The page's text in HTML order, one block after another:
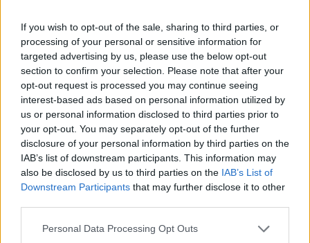
If you wish to opt-out of the sale, sharing to third parties, or
processing of your personal or sensitive information for
targeted advertising by us, please use the below opt-out
section to confirm your selection. Please note that after your
opt-out request is processed you may continue seeing
interest-based ads based on personal information utilized by
us or personal information disclosed to third parties prior to
your opt-out. You may separately opt-out of the further
disclosure of your personal information by third parties on the
IAB’s list of downstream participants. This information may
also be disclosed by us to third parties on the IAB’s List of
Downstream Participants that may further disclose it to other
Personal Data Processing Opt Outs
Nikola Kalinic,fautore con una doppietta
dell'importante vittoria della Fiorentina sul
Sassuolo. Il croato raggiunge così l'infortunato
Salah ad otto marcature stagionali.
Questa settimana entra di prepotenza in
classifica il bomber della sedicesima giornata,
Dries Mertens , autore di una splendida tripletta
contro il Cagliari. Il belga raggiunge quota sei reti
stagionali, esattamente conCyril Thereau , in
Udinese.